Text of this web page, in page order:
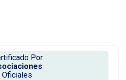
Por
Oficiales